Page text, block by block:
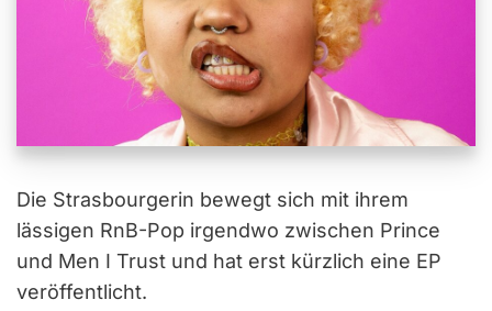
Die Strasbourgerin bewegt sich mit ihrem
lässigen RnB-Pop irgendwo zwischen Prince
und Men I Trust und hat erst kürzlich eine EP
veröffentlicht.